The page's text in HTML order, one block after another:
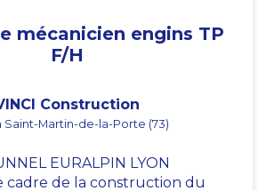
mécanicien engins TP
F/H
Construction
Saint-Martin-de-la-Porte (73)
EURALPIN LYON
cadre de la construction du